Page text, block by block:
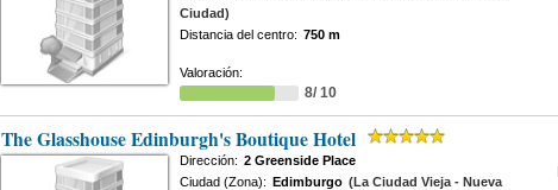
Ciudad)
Distancia del centro: 750 m
Valoración:
8/ 10
The Glasshouse Edinburgh's Boutique Hotel
Dirección: 2 Greenside Place
Ciudad (Zona): Edimburgo (La Ciudad Vieja - Nueva